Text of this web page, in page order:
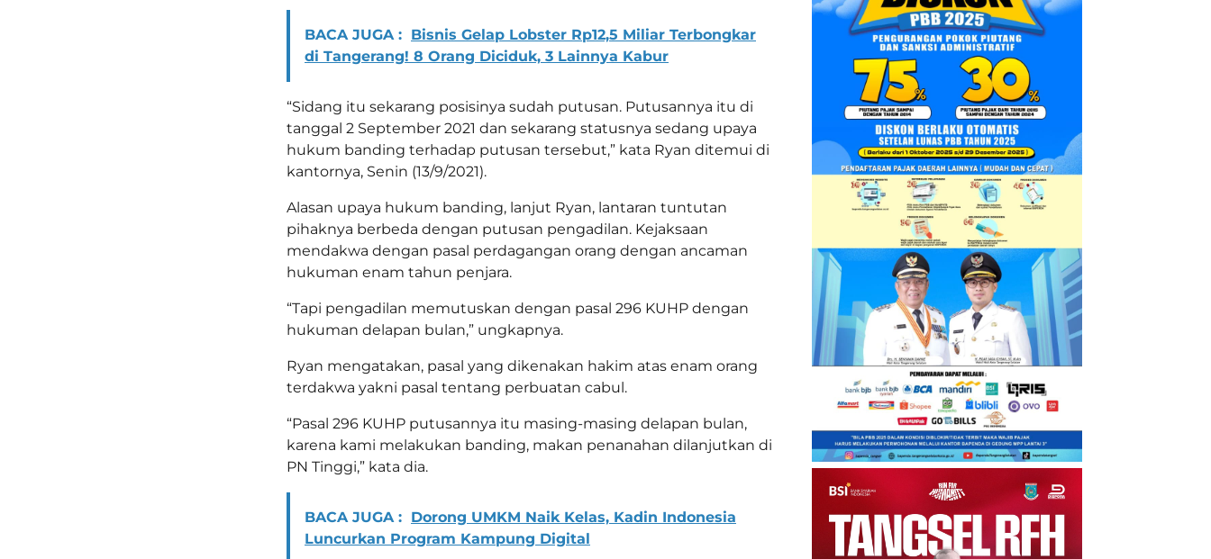
BACA JUGA : Bisnis Gelap Lobster Rp12,5 Miliar Terbongkar
di Tangerang! 8 Orang Diciduk, 3 Lainnya Kabur
“Sidang itu sekarang posisinya sudah putusan. Putusannya itu di
tanggal 2 September 2021 dan sekarang statusnya sedang upaya
hukum banding terhadap putusan tersebut,” kata Ryan ditemui di
kantornya, Senin (13/9/2021).
Alasan upaya hukum banding, lanjut Ryan, lantaran tuntutan
pihaknya berbeda dengan putusan pengadilan. Kejaksaan
mendakwa dengan pasal perdagangan orang dengan ancaman
hukuman enam tahun penjara.
“Tapi pengadilan memutuskan dengan pasal 296 KUHP dengan
hukuman delapan bulan,” ungkapnya.
Ryan mengatakan, pasal yang dikenakan hakim atas enam orang
terdakwa yakni pasal tentang perbuatan cabul.
“Pasal 296 KUHP putusannya itu masing-masing delapan bulan,
karena kami melakukan banding, makan penanahan dilanjutkan di
PN Tinggi,” kata dia.
BACA JUGA : Dorong UMKM Naik Kelas, Kadin Indonesia
Luncurkan Program Kampung Digital